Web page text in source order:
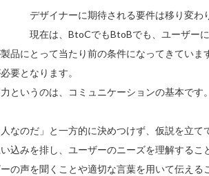
デザイナーに期待される要件は移り変わ
現在は、BtoCでもBtoBでも、ユーザー
品にとって当たり前の条件になってきていま
要となります。
というのは、コミュニケーションの基本です。
なのだ」と一方的に決めつけず、仮説を立
込みを排し、ユーザーのニーズを理解するこ
の声を聞くことや適切な言葉を用いて伝える